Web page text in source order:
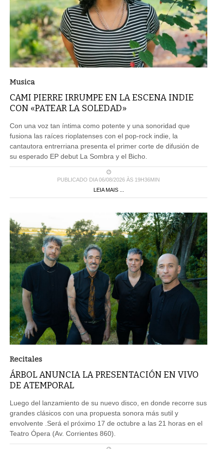
Musica
CAMI PIERRE IRRUMPE EN LA ESCENA INDIE
CON «PATEAR LA SOLEDAD»
Con una voz tan íntima como potente y una sonoridad que
fusiona las raíces rioplatenses con el pop-rock indie, la
cantautora entrerriana presenta el primer corte de difusión de
su esperado EP debut La Sombra y el Bicho.
PUBLICADO DIA 06/08/2026 ÀS 19H36MIN
LEIA MAIS ...
Recitales
ÁRBOL ANUNCIA LA PRESENTACIÓN EN VIVO
DE ATEMPORAL
Luego del lanzamiento de su nuevo disco, en donde recorre sus
grandes clásicos con una propuesta sonora más sutil y
envolvente .Será el próximo 17 de octubre a las 21 horas en el
Teatro Ópera (Av. Corrientes 860).